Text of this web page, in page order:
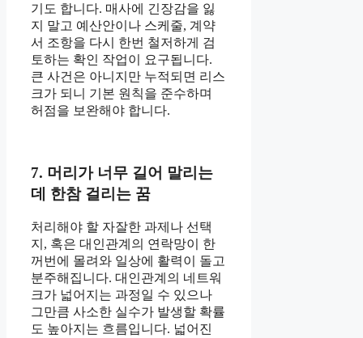
기도 합니다. 매사에 긴장감을 잃
지 말고 예산안이나 스케줄, 계약
서 조항을 다시 한번 철저하게 검
토하는 확인 작업이 요구됩니다.
큰 사건은 아니지만 누적되면 리스
크가 되니 기본 원칙을 준수하며
허점을 보완해야 합니다.
7. 머리가 너무 길어 말리는
데 한참 걸리는 꿈
처리해야 할 자잘한 과제나 선택
지, 혹은 대인관계의 연락망이 한
꺼번에 몰려와 일상에 활력이 돌고
분주해집니다. 대인관계의 네트워
크가 넓어지는 과정일 수 있으나
그만큼 사소한 실수가 발생할 확률
도 높아지는 흐름입니다. 넓어진